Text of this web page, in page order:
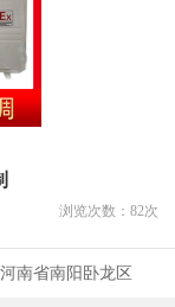
浏览次数： 82次
河南省南阳卧龙区